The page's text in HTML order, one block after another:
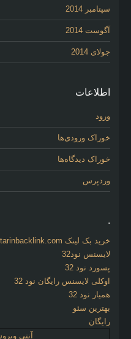
سپتامبر 2014
آگوست 2014
جولای 2014
اطلاعات
ورود
خوراک ورودی‌ها
خوراک دیدگاه‌ها
وردپرس
.
خرید بک لینک behtarinbacklink.com
لایسنس نود32
پسورد نود 32
اوکلی لایسنس رایگان نود 32
همیار نود 32
بهترین سئو
رایگان
آنتی